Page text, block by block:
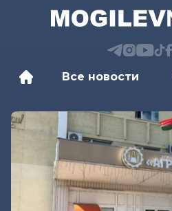
Все новости